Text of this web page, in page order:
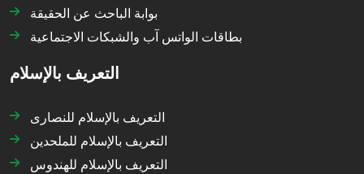
بوابة الباحث عن الحقيقة
بطاقات الواتس آب والشبكات الاجتماعية
التعريف بالإسلام
التعريف بالإسلام للنصارى
التعريف بالإسلام للملحدين
التعريف بالإسلام للهندوس